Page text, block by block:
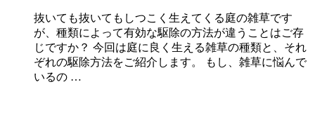
抜いても抜いてもしつこく生えてくる庭の雑草です
が、種類によって有効な駆除の方法が違うことはご存
じですか？ 今回は庭に良く生える雑草の種類と、それ
ぞれの駆除方法をご紹介します。 もし、雑草に悩んで
いるの …